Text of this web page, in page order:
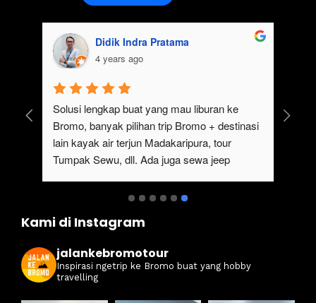
Didik Indra Pratama
4 years ago
Solusi lengkap buat yang mau liburan ke
Bromo, banyak pilihan trip Bromo + destinasi
lain kayak air terjun Madakaripura, tour
Tumpak Sewu, dll. Ada juga sewa jeep
Kami di Instagram
jalankebromotour
Inspirasi ngetrip ke Bromo buat yang hobby
travelling